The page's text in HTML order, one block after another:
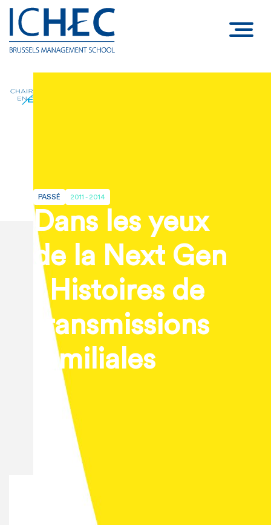
Dans les yeux
de la Next Gen
: Histoires de
transmissions
familiales
PASSÉ 2011 - 2014